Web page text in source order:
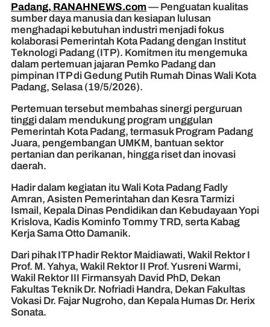
Padang, RANAHNEWS.com— Penguatan kualitas
sumber daya manusia dan kesiapan lulusan
menghadapi kebutuhan industri menjadi fokus
kolaborasi Pemerintah Kota Padang dengan Institut
Teknologi Padang (ITP). Komitmen itu mengemuka
dalam pertemuan jajaran Pemko Padang dan
pimpinan ITP di Gedung Putih Rumah Dinas Wali Kota
Padang, Selasa (19/5/2026).
Pertemuan tersebut membahas sinergi perguruan
tinggi dalam mendukung program unggulan
Pemerintah Kota Padang, termasuk Program Padang
Juara, pengembangan UMKM, bantuan sektor
pertanian dan perikanan, hingga riset dan inovasi
daerah.
Hadir dalam kegiatan itu Wali Kota Padang Fadly
Amran, Asisten Pemerintahan dan Kesra Tarmizi
Ismail, Kepala Dinas Pendidikan dan Kebudayaan Yopi
Krislova, Kadis Kominfo Tommy TRD, serta Kabag
Kerja Sama Otto Damanik.
Dari pihak ITP hadir Rektor Maidiawati, Wakil Rektor I
Prof. M. Yahya, Wakil Rektor II Prof. Yusreni Warmi,
Wakil Rektor III Firmansyah David PhD, Dekan
Fakultas Teknik Dr. Nofriadi Handra, Dekan Fakultas
Vokasi Dr. Fajar Nugroho, dan Kepala Humas Dr. Herix
Sonata.